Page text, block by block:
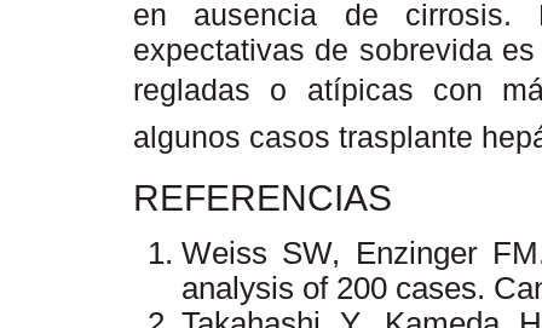
en ausencia de cirrosis.
expectativas de sobrevida
regladas o atípicas con
algunos casos trasplante
REFERENCIAS
Weiss SW, Enzinger
analysis of 200 cases.